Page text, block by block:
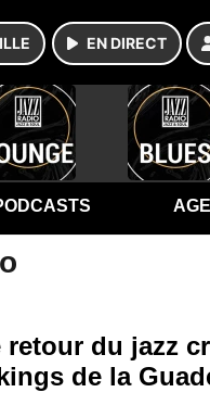
EN DIRECT
retour du jazz
de la